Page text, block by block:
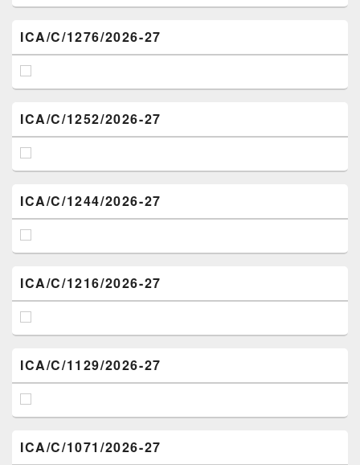
ICA/C/1276/2026-27
ICA/C/1252/2026-27
ICA/C/1244/2026-27
ICA/C/1216/2026-27
ICA/C/1129/2026-27
ICA/C/1071/2026-27